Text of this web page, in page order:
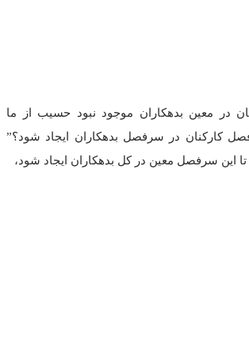
در معین بدهکاران موجود نبود حسیب از ما
کارکنان در سرفصل بدهکاران ایجاد شود؟”
تا این سرفصل معین در کل بدهکاران ایجاد شود،